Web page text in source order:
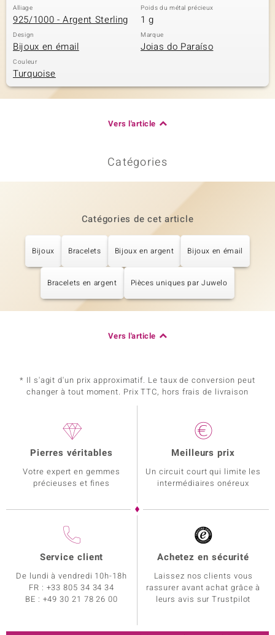
Alliage
925/1000 - Argent Sterling
Poids du métal précieux
1 g
Design
Bijoux en émail
Marque
Joias do Paraíso
Couleur
Turquoise
Vers l'article
Catégories
Catégories de cet article
Bijoux Bracelets Bijoux en argent Bijoux en émail
Bracelets en argent Pièces uniques par Juwelo
Vers l'article
* Il s'agit d'un prix approximatif. Le taux de conversion peut
changer à tout moment. Prix TTC, hors frais de livraison
Pierres véritables
Votre expert en gemmes
précieuses et fines
Meilleurs prix
Un circuit court qui limite les
intermédiaires onéreux
Service client
De lundi à vendredi 10h-18h
FR : +33 805 34 34 34
BE : +49 30 21 78 26 00
Achetez en sécurité
Laissez nos clients vous
rassurer avant achat grâce à
leurs avis sur Trustpilot